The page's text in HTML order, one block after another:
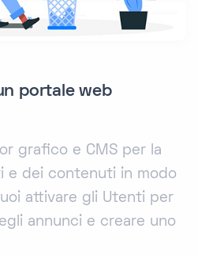
portale web
grafico e CMS per la
e dei contenuti in modo
attivare gli Utenti per
annunci e creare uno